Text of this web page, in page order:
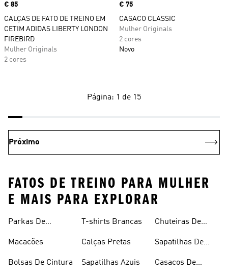
Price
€ 85
CALÇAS DE FATO DE TREINO EM
CETIM ADIDAS LIBERTY LONDON
FIREBIRD
Mulher Originals
2 cores
Price
€ 75
CASACO CLASSIC
Mulher Originals
2 cores
Novo
Página: 1 de 15
Próximo
FATOS DE TREINO PARA MULHER
E MAIS PARA EXPLORAR
Parkas De
Macacões
Bolsas De Cintura
T-shirts Brancas
Calças Pretas
Sapatilhas Azuis
Chuteiras De
Sapatilhas De
Casacos De